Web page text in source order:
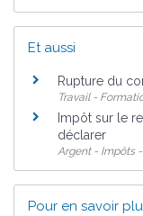
Et aussi
Rupture du
Travail -
Impôt sur le
déclarer
Argent - Impôts
Pour en savoir